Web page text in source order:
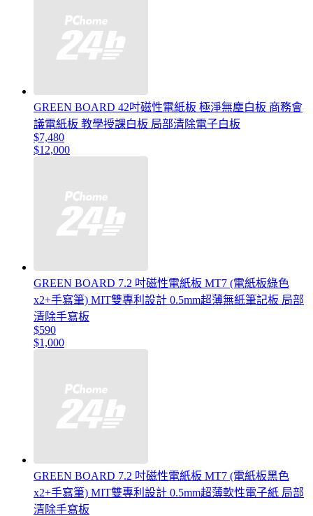
GREEN BOARD 42吋磁性電紙板 極淨無塵白板 商務會
議電紙板 教學授課白板 局部清除電子白板
$7,480
$12,000
GREEN BOARD 7.2 吋磁性電紙板 MT7 (電紙板綠色
x2+手寫筆) MIT雙專利設計 0.5mm超薄無紙筆記板 局部
清除手寫板
$590
$1,000
GREEN BOARD 7.2 吋磁性電紙板 MT7 (電紙板黑色
x2+手寫筆) MIT雙專利設計 0.5mm超薄軟性電子紙 局部
清除手寫板